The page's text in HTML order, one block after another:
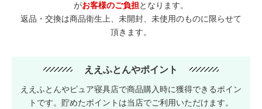
がお客様のご負担となります。
返品・交換は商品衛生上、未開封、未使用のものに限らせて
頂きます。
ええふとんやポイント
ええふとんやピュア寝具店で商品購入時に獲得できるポイン
トです。貯めたポイントは当店でご利用いただけます。